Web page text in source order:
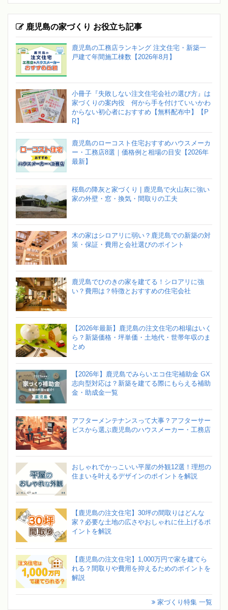
鹿児島の家づくり お役立ち記事
鹿児島の工務店ランキング 注文住宅・新築一
戸建て年間施工棟数【2026年8月】
小冊子『失敗しない注文住宅会社の選び方』は
家づくりの案内役 何から手を付けていいかわ
からない初心者におすすめ【無料配布中】【P
R】
鹿児島のローコスト住宅おすすめハウスメーカ
ー・工務店8選｜価格例と相場の目安【2026年
最新】
桜島の降灰と家づくり | 鹿児島で火山灰に強い
家の外壁・窓・換気・間取りの工夫
木の家はシロアリに弱い？鹿児島での新築の対
策・保証・費用と会社選びのポイント
鹿児島でひのきの家を建てる！シロアリに強
い？費用は？特徴とおすすめの住宅会社
【2026年最新】鹿児島の注文住宅の相場はいく
ら？新築価格・坪単価・土地代・世帯年収のま
とめ
【2026年】鹿児島でみらいエコ住宅補助金 GX
志向型対応は？新築を建てる際にもらえる補助
金・助成金一覧
アフターメンテナンスって大事？アフターサー
ビスから選ぶ鹿児島のハウスメーカー・工務店
おしゃれでかっこいい平屋の外観12選！理想の
住まいを叶えるデザインのポイントを解説
【鹿児島の注文住宅】30坪の間取りはどんな
家？必要な土地の広さやおしゃれに仕上げるポ
イントを解説
【鹿児島の注文住宅】1,000万円で家を建てら
れる？間取りや費用を抑えるためのポイントを
解説
家づくり特集 一覧